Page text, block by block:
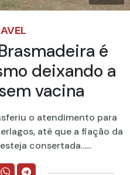
é
deixando a
vacina
o atendimento para
até que a fiação da
consertada......